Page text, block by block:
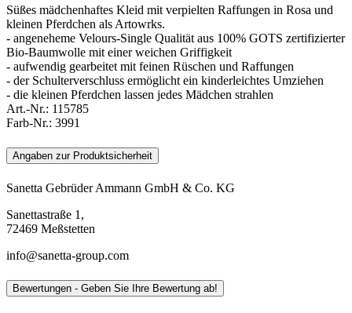
Süßes mädchenhaftes Kleid mit verpielten Raffungen in Rosa und
kleinen Pferdchen als Artowrks.
- angeneheme Velours-Single Qualität aus 100% GOTS zertifizierter
Bio-Baumwolle mit einer weichen Griffigkeit
- aufwendig gearbeitet mit feinen Rüschen und Raffungen
- der Schulterverschluss ermöglicht ein kinderleichtes Umziehen
- die kleinen Pferdchen lassen jedes Mädchen strahlen
Art.-Nr.: 115785
Farb-Nr.: 3991
Angaben zur Produktsicherheit
Sanetta Gebrüder Ammann GmbH & Co. KG
Sanettastraße 1,
72469 Meßstetten
info@sanetta-group.com
Bewertungen - Geben Sie Ihre Bewertung ab!